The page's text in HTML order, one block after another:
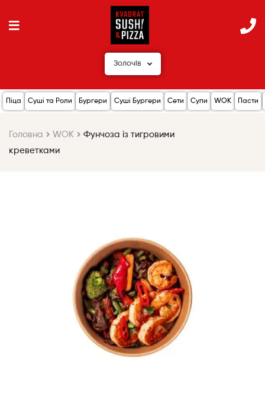
Золочів
Піца Суші та Роли Бургери Суші Бургери Сети Супи WOK Пасти
Головна WOK
Фунчоза із тигровими
креветками